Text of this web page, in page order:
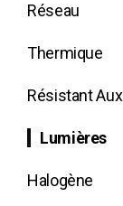
Réseau
Thermique
Résistant
Lumières
Halogène